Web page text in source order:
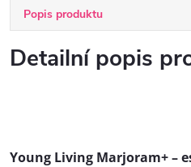
Popis produktu
Detailní popis
Young Living Marjoram+ –